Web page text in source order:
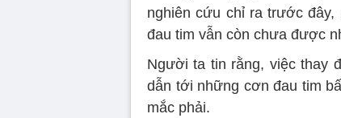
nghiên cứu chỉ ra trước
đau tim vẫn còn chưa được
Người ta tin rằng, việc thay
dẫn tới những cơn đau tim
mắc phải.